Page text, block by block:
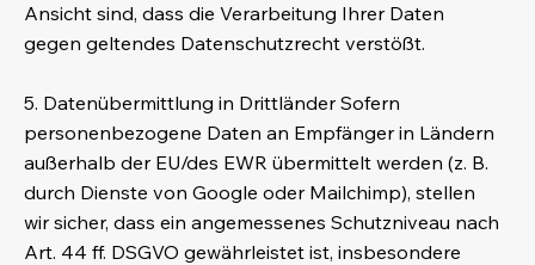
Ansicht sind, dass die Verarbeitung Ihrer Daten
gegen geltendes Datenschutzrecht verstößt.
5. Datenübermittlung in Drittländer Sofern
personenbezogene Daten an Empfänger in Ländern
außerhalb der EU/des EWR übermittelt werden (z. B.
durch Dienste von Google oder Mailchimp), stellen
wir sicher, dass ein angemessenes Schutzniveau nach
Art. 44 ff. DSGVO gewährleistet ist, insbesondere